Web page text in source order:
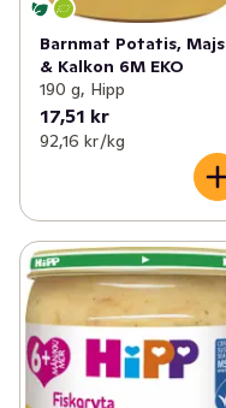
Barnmat Potatis, Majs
& Kalkon 6M EKO
190 g, Hipp
17,51 kr
92,16 kr /kg